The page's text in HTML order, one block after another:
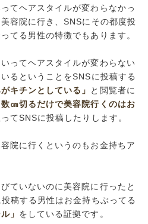
てヘアスタイルが変わらなかっ
容院に行き、SNSにその都度投
てる男性の特徴でもあります。
ってヘアスタイルが変わらない
るということをSNSに投稿する
キチンとしている」 と閲覧者に
数㎝切るだけで美容院行くのはお
てSNSに投稿したりします。
院に行くというのもお金持ちア
ていないのに美容院に行ったと
稿する男性はお金持ちぶってる
」 をしている証拠です。